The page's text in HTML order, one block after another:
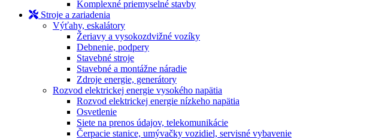
Komplexné priemyselné stavby
Stroje a zariadenia
Výťahy, eskalátory
Žeriavy a vysokozdvižné vozíky
Debnenie, podpery
Stavebné stroje
Stavebné a montážne náradie
Zdroje energie, generátory
Rozvod elektrickej energie vysokého napätia
Rozvod elektrickej energie nízkeho napätia
Osvetlenie
Siete na prenos údajov, telekomunikácie
Čerpacie stanice, umývačky vozidiel, servisné vybavenie